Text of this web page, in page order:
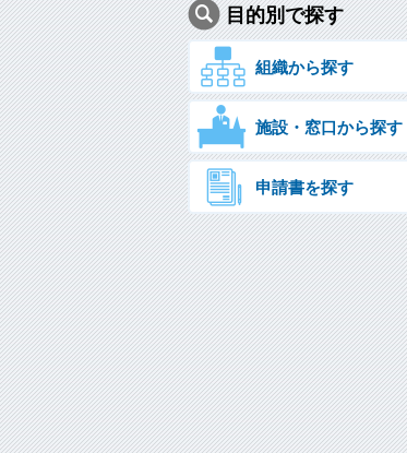
目的別で探す
組織から探す
施設・窓口から探す
申請書を探す